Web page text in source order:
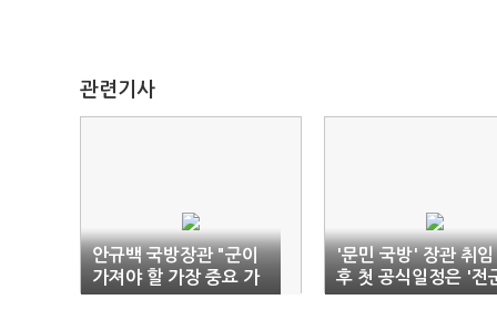
관련기사
안규백 국방장관 "군이
가져야 할 가장 중요 가
치는 헌법 수호"
'문민 국방' 장관 취임
후 첫 공식일정은 '전
주요지휘관 회의'